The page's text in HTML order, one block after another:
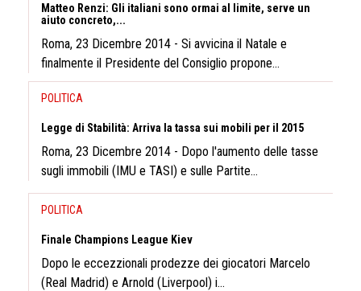
Matteo Renzi: Gli italiani sono ormai al limite, serve un
aiuto concreto,...
Roma, 23 Dicembre 2014 - Si avvicina il Natale e
finalmente il Presidente del Consiglio propone...
POLITICA
Legge di Stabilità: Arriva la tassa sui mobili per il 2015
Roma, 23 Dicembre 2014 - Dopo l'aumento delle tasse
sugli immobili (IMU e TASI) e sulle Partite...
POLITICA
Finale Champions League Kiev
Dopo le eccezzionali prodezze dei giocatori Marcelo
(Real Madrid) e Arnold (Liverpool) i...